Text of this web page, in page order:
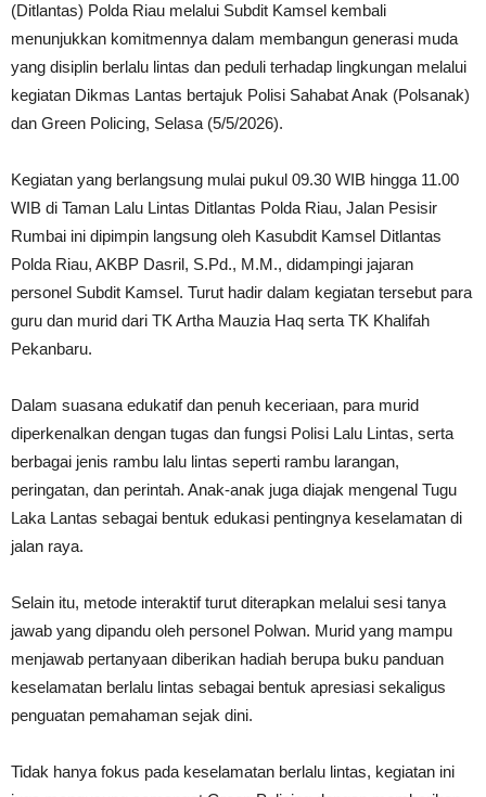
(Ditlantas) Polda Riau melalui Subdit Kamsel kembali
menunjukkan komitmennya dalam membangun generasi muda
yang disiplin berlalu lintas dan peduli terhadap lingkungan melalui
kegiatan Dikmas Lantas bertajuk Polisi Sahabat Anak (Polsanak)
dan Green Policing, Selasa (5/5/2026).
Kegiatan yang berlangsung mulai pukul 09.30 WIB hingga 11.00
WIB di Taman Lalu Lintas Ditlantas Polda Riau, Jalan Pesisir
Rumbai ini dipimpin langsung oleh Kasubdit Kamsel Ditlantas
Polda Riau, AKBP Dasril, S.Pd., M.M., didampingi jajaran
personel Subdit Kamsel. Turut hadir dalam kegiatan tersebut para
guru dan murid dari TK Artha Mauzia Haq serta TK Khalifah
Pekanbaru.
Dalam suasana edukatif dan penuh keceriaan, para murid
diperkenalkan dengan tugas dan fungsi Polisi Lalu Lintas, serta
berbagai jenis rambu lalu lintas seperti rambu larangan,
peringatan, dan perintah. Anak-anak juga diajak mengenal Tugu
Laka Lantas sebagai bentuk edukasi pentingnya keselamatan di
jalan raya.
Selain itu, metode interaktif turut diterapkan melalui sesi tanya
jawab yang dipandu oleh personel Polwan. Murid yang mampu
menjawab pertanyaan diberikan hadiah berupa buku panduan
keselamatan berlalu lintas sebagai bentuk apresiasi sekaligus
penguatan pemahaman sejak dini.
Tidak hanya fokus pada keselamatan berlalu lintas, kegiatan ini